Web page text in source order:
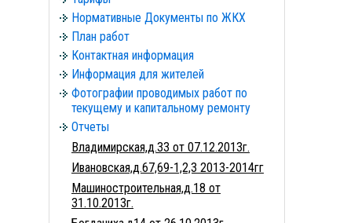
Нормативные Документы по ЖКХ
План работ
Контактная информация
Информация для жителей
Фотографии проводимых работ по
текущему и капитальному ремонту
Отчеты
Владимирская,д.33 от 07.12.2013г.
Ивановская,д.67,69-1,2,3 2013-2014гг
Машиностроительная,д.18 от
31.10.2013г.